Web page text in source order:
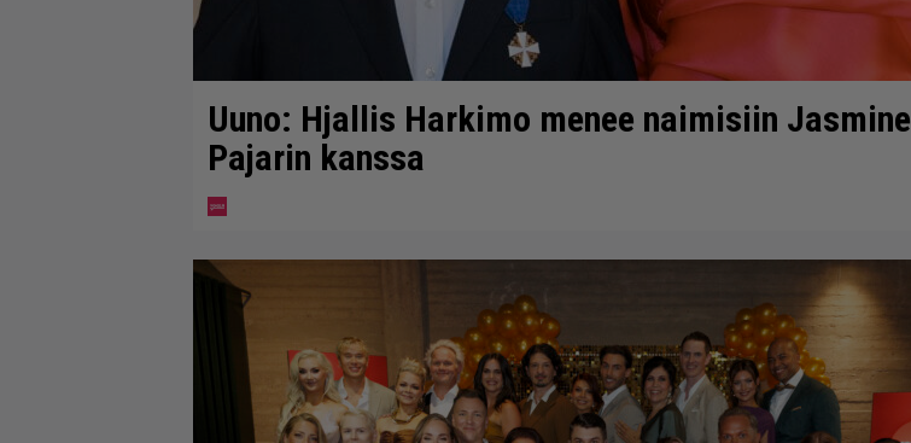
Uuno: Hjallis Harkimo menee naimisiin Jasmine
Pajarin kanssa